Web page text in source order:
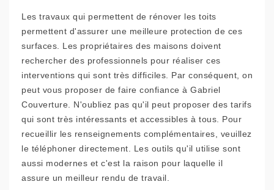
Les travaux qui permettent de rénover les toits
permettent d'assurer une meilleure protection de ces
surfaces. Les propriétaires des maisons doivent
rechercher des professionnels pour réaliser ces
interventions qui sont très difficiles. Par conséquent, on
peut vous proposer de faire confiance à Gabriel
Couverture. N'oubliez pas qu'il peut proposer des tarifs
qui sont très intéressants et accessibles à tous. Pour
recueillir les renseignements complémentaires, veuillez
le téléphoner directement. Les outils qu'il utilise sont
aussi modernes et c'est la raison pour laquelle il
assure un meilleur rendu de travail.